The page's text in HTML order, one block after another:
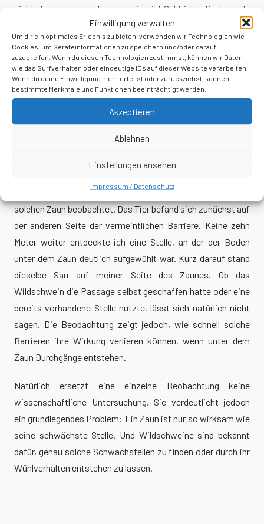
Einwilligung verwalten
Um dir ein optimales Erlebnis zu bieten, verwenden wir Technologien wie
Cookies, um Geräteinformationen zu speichern und/oder darauf
zuzugreifen. Wenn du diesen Technologien zustimmst, können wir Daten
wie das Surfverhalten oder eindeutige IDs auf dieser Website verarbeiten.
Wenn du deine Einwillligung nicht erteilst oder zurückziehst, können
bestimmte Merkmale und Funktionen beeinträchtigt werden.
Akzeptieren
Ablehnen
Einstellungen ansehen
Impressum / Datenschutz
nicht daran messen lassen, wie viel Geld investiert wurde
oder wie viele Kilometer Zaun errichtet wurden, sondern
daran, ob es in der Praxis tatsächlich funktioniert.
Die Natur hält sich selten an politische Konzepte. Und
manchmal genügt einem Wildschwein eine Handbreit
Natur sind, dem kann ich eine eigene Beobachtung schildern.
Ich selbst habe vor einiger Zeit ein Wildschwein hinter einem
solchen Zaun beobachtet. Das Tier befand sich zunächst auf
der anderen Seite der vermeintlichen Barriere. Keine zehn
Meter weiter entdeckte ich eine Stelle, an der der Boden
unter dem Zaun deutlich aufgewühlt war. Kurz darauf stand
dieselbe Sau auf meiner Seite des Zaunes. Ob das
Wildschwein die Passage selbst geschaffen hatte oder eine
bereits vorhandene Stelle nutzte, lässt sich natürlich nicht
sagen. Die Beobachtung zeigt jedoch, wie schnell solche
Barrieren ihre Wirkung verlieren können, wenn unter dem
Zaun Durchgänge entstehen.
Natürlich ersetzt eine einzelne Beobachtung keine
wissenschaftliche Untersuchung. Sie verdeutlicht jedoch
ein grundlegendes Problem: Ein Zaun ist nur so wirksam wie
seine schwächste Stelle. Und Wildschweine sind bekannt
dafür, genau solche Schwachstellen zu finden oder durch ihr
Wühlverhalten entstehen zu lassen.